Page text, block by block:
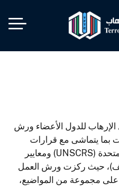
للدول الأعضاء ورش
يتماشى مع قرارات
مجلس الأمن التابع للأمم المتحدة (UNSCRS) ومعايير
حيث ركزت ورش العمل
على مجموعة من المواضيع،